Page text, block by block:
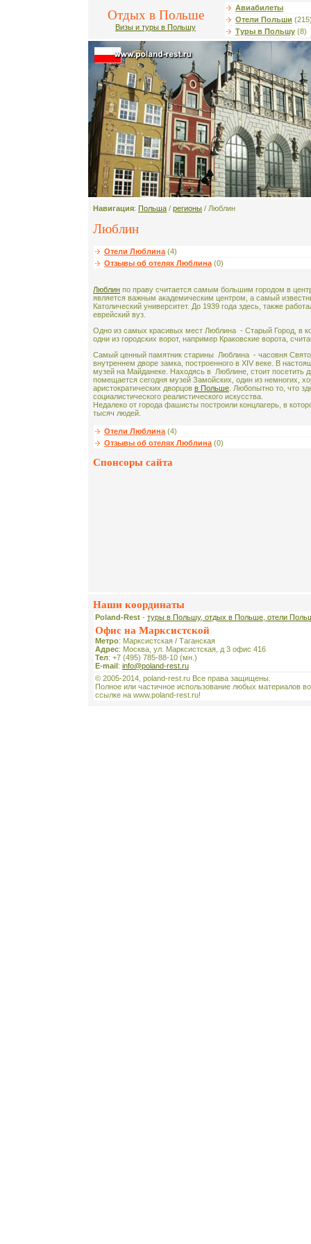
Отдых в Польше
Визы и туры в Польшу
Авиабилеты
Отели Польши
Туры в Польшу (8)
Навигация: Польша / регионы / Люблин
Люблин
Отели Люблина(4)
Отзывы об отелях Люблина(0)
Люблин по праву считается самым большим городом в
является важным академическим центром, а самый
Католический университет. До 1939 года здесь, также
еврейский вуз.
Одно из самых красивых мест Люблина - Старый Город, в
одни из городских ворот, например Краковские ворота,
Самый ценный памятник старины Люблина - часовня
внутреннем дворе замка, построенного в XIV веке. В
музей на Майданеке. Находясь в Люблине, стоит посетить
помещается сегодня музей Замойских, один из немногих,
аристократических дворцов в Польше. Любопытно то, что
социалистического реалистического искусства.
Недалеко от города фашисты построили концлагерь, в
тысяч людей.
Отели Люблина(4)
Отзывы об отелях Люблина(0)
Спонсоры сайта
Наши координаты
Poland-Rest - туры в Польшу, отдых в Польше, отели
Офис на Марксистской
Метро: Марксистская / Таганская
Адрес: Москва, ул. Марксистская, д 3 офис 416
Тел: +7 (495) 785-88-10 (мн.)
E-mail: info@poland-rest.ru
© 2005-2014, poland-rest.ru Все права защищены.
Полное или частичное использование любых материалов
ссылке на www.poland-rest.ru!